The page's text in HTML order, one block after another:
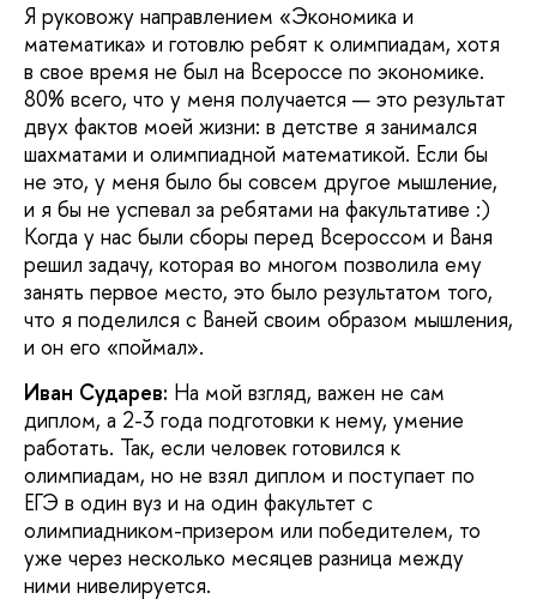
Я руковожу направлением «Экономика и
математика» и готовлю ребят к олимпиадам, хотя
в свое время не был на Всероссе по экономике.
80% всего, что у меня получается — это результат
двух фактов моей жизни: в детстве я занимался
шахматами и олимпиадной математикой. Если бы
не это, у меня было бы совсем другое мышление,
и я бы не успевал за ребятами на факультативе :)
Когда у нас были сборы перед Всероссом и Ваня
решил задачу, которая во многом позволила ему
занять первое место, это было результатом того,
что я поделился с Ваней своим образом мышления,
и он его «поймал».
Иван Сударев: На мой взгляд, важен не сам
диплом, а 2-3 года подготовки к нему, умение
работать. Так, если человек готовился к
олимпиадам, но не взял диплом и поступает по
ЕГЭ в один вуз и на один факультет с
олимпиадником-призером или победителем, то
уже через несколько месяцев разница между
ними нивелируется.